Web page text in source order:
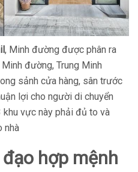
, Minh đường được phân ra
đường, Trung Minh
sảnh cửa hàng, sân trước
lợi cho người di chuyển
vực này phải đủ to và
nhà
hợp mệnh